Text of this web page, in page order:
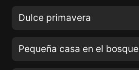
Dulce primavera
Pequeña casa en el bosque